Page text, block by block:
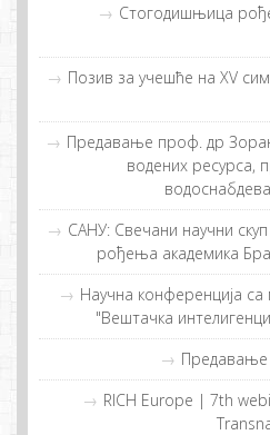
Стогодишњица
Позив за учешће на XV
Предавање проф. др
водених ресурса,
САНУ: Свечани научни
рођења академика
Нaучнa кoнфeрeнциja
"Вeштaчкa
RICH Europe | 7th